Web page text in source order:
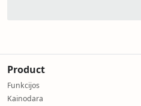
Product
Funkcijos
Kainodara